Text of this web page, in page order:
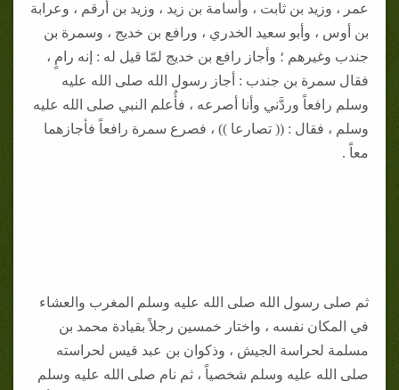
عمر ، وزيد بن ثابت ، وأسامة بن زيد ، وزيد بن أرقم ، وعرابة
بن أوس ، وأبو سعيد الخدري ، ورافع بن خديج ، وسمرة بن
جندب وغيرهم ؛ وأجاز رافع بن خديج لمّا قيل له : إنه رامٍ ،
فقال سمرة بن جندب : أجاز رسول الله صلى الله عليه
وسلم رافعاً وردَّني وأنا أصرعه ، فأُعلم النبي صلى الله عليه
وسلم ، فقال : (( تصارعا )) ، فصرع سمرة رافعاً فأجازهما
معاً .
ثم صلى رسول الله صلى الله عليه وسلم المغرب والعشاء
في المكان نفسه ، واختار خمسين رجلاً بقيادة محمد بن
مسلمة لحراسة الجيش ، وذكوان بن عبد قيس لحراسته
صلى الله عليه وسلم شخصياً ، ثم نام صلى الله عليه وسلم